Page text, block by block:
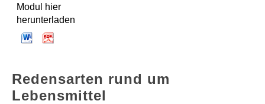
Modul hier
herunterladen
Redensarten rund um
Lebensmittel